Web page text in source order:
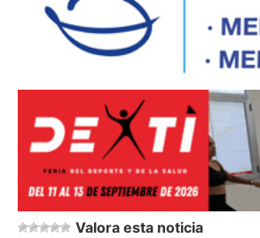
Valora esta noticia